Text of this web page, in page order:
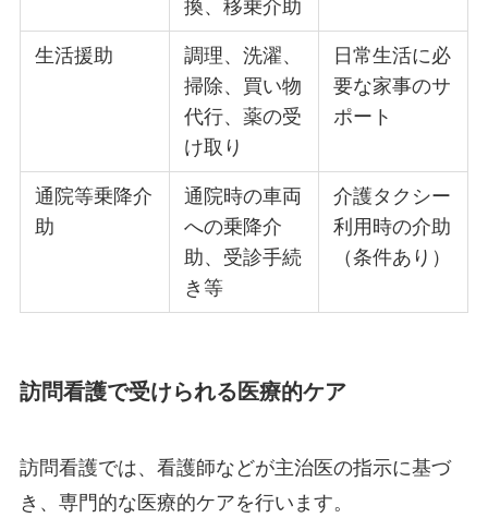
換、移乗介助
生活援助
調理、洗濯、
掃除、買い物
代行、薬の受
け取り
日常生活に必
要な家事のサ
ポート
通院等乗降介
助
通院時の車両
への乗降介
助、受診手続
き等
介護タクシー
利用時の介助
（条件あり）
訪問看護で受けられる医療的ケア
訪問看護では、看護師などが主治医の指示に基づ
き、専門的な医療的ケアを行います。